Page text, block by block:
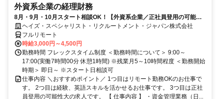
外資系企業の経理財務
8月・9月・10月スタート相談OK！【外資系企業／正社員登用の可能性
大／700万～800万／リモート勤務OK】経理財務
ヘイズ・スペシャリスト・リクルートメント・ジャパン株式会社
フルリモート
時給3,000円～4,500円
勤務時間 フレックスタイム制度 ＜勤務時間について＞ 9:00～
17:00(実働7時間00分 休憩1時間) ※残業月5～10時間程度 ＜勤務開始
時期＞ 即日～ ※スタート日相談可
仕事内容 ＼おすすめポイント／ 1つ目はリモート勤務OKのお仕事で
す。 2つ目は経験、英語スキルを活かせるお仕事です。 3つ目は正社
員登用の可能性大の求人です。 【 仕事内容 】 ・資金管理業務（日...